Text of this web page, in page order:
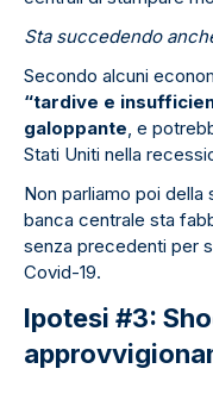
Sta succedendo
Secondo alcuni
“tardive e
galoppante, e
Stati Uniti nella
Non parliamo poi
banca centrale sta
senza precedenti per
Covid-19.
Ipotesi #3: